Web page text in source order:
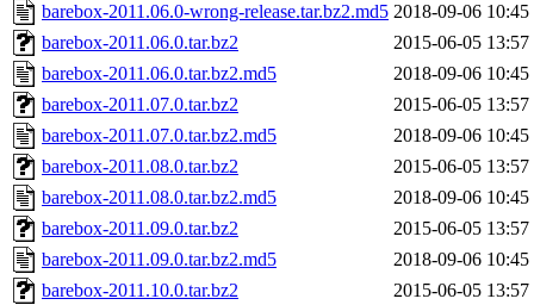
barebox-2011.06.0-wrong-release.tar.bz2.md5 2018-09-06 10:45
barebox-2011.06.0.tar.bz2
2015-06-05 13:57
barebox-2011.06.0.tar.bz2.md5
2018-09-06 10:45
barebox-2011.07.0.tar.bz2
2015-06-05 13:57
barebox-2011.07.0.tar.bz2.md5
2018-09-06 10:45
barebox-2011.08.0.tar.bz2
2015-06-05 13:57
barebox-2011.08.0.tar.bz2.md5
2018-09-06 10:45
barebox-2011.09.0.tar.bz2
2015-06-05 13:57
barebox-2011.09.0.tar.bz2.md5
2018-09-06 10:45
barebox-2011.10.0.tar.bz2
2015-06-05 13:57